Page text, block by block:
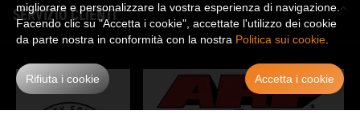
SERVIZIO CLIENTI
migliorare e personalizzare la vostra esperienza di navigazione.
Facendo clic su "Accetta i cookie", accettate l'utilizzo dei cookie
da parte nostra in conformità con la nostra Politica sui cookie
Rifiuta i cookie Accetta i cookie